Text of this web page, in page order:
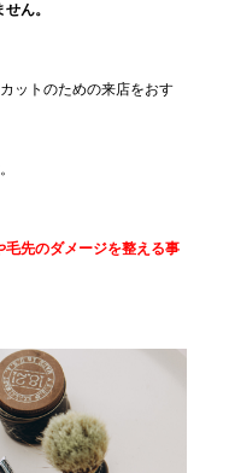
ん。
ットのための来店をおす
先のダメージを整える事